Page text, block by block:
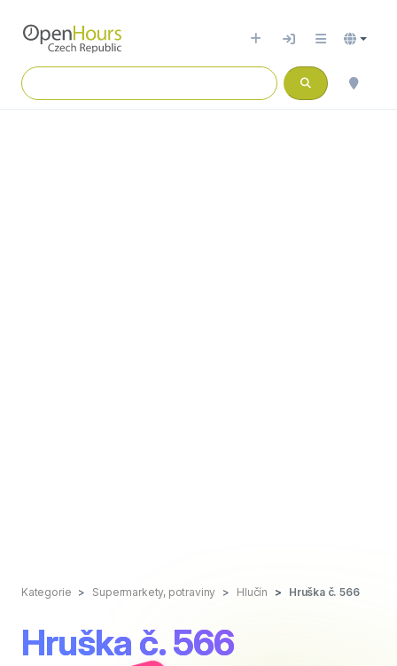
Kategorie Supermarkety, potraviny Hlučín Hruška č. 566
Hruška č. 566